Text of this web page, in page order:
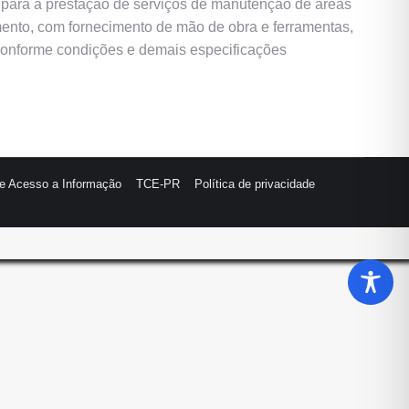
a prestação de serviços de manutenção de áreas
com fornecimento de mão de obra e ferramentas,
condições e demais especificações
Acesso a Informação TCE-PR
Política de privacidade